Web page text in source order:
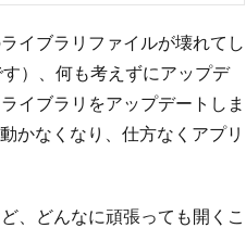
イブラリファイルが壊れてし
）、何も考えずにアップデ
イブラリをアップデートしま
かなくなり、仕方なくアプリ
、どんなに頑張っても開くこ